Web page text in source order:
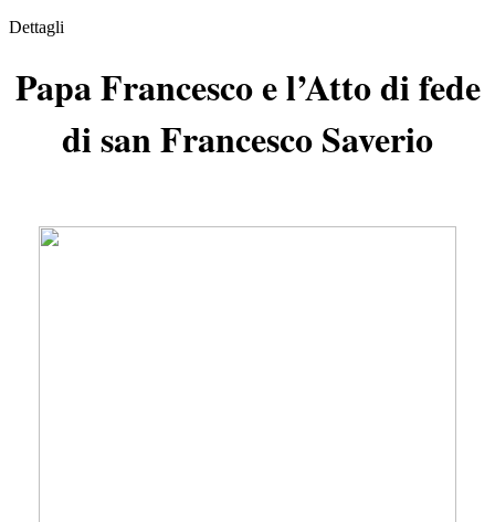
Dettagli
Papa Francesco e l’Atto di fede
di san Francesco Saverio